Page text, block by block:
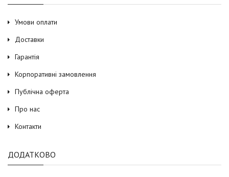
Умови оплати
Доставки
Гарантія
Корпоративні замовлення
Публічна оферта
Про нас
Контакти
ДОДАТКОВО